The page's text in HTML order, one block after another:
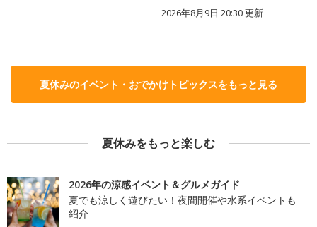
2026年8月9日 20:30更新
夏休みのイベント・おでかけトピックスをもっと見る
夏休みをもっと楽しむ
2026年の涼感イベント＆グルメガイド
夏でも涼しく遊びたい！夜間開催や水系イベントも
紹介